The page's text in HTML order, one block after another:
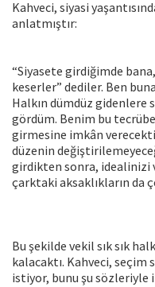
Kahveci, siyasi
anlatmıştır:
“Siyasete girdiğimde
keserler” dediler. Ben
Halkın dümdüz gidenlere
gördüm. Benim bu
girmesine imkân
düzenin
girdikten sonra, idealinizi
çarktaki aksaklıkların da
Bu şekilde vekil sık sık
kalacaktı. Kahveci, seçim
istiyor, bunu şu sözleriyle